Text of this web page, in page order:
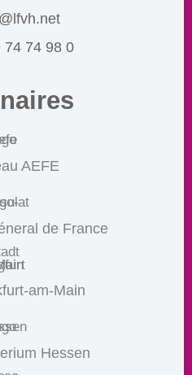
74 74 98 0
AEFE
de France
am-Main
Hessen